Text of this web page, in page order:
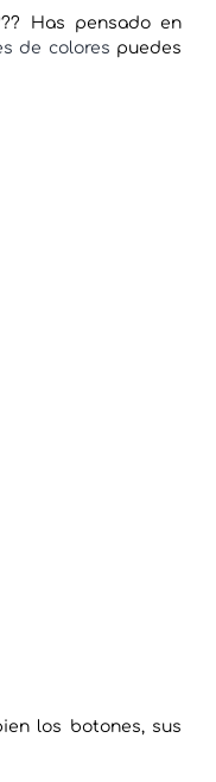
Has pensado en
de colores puedes
los botones, sus